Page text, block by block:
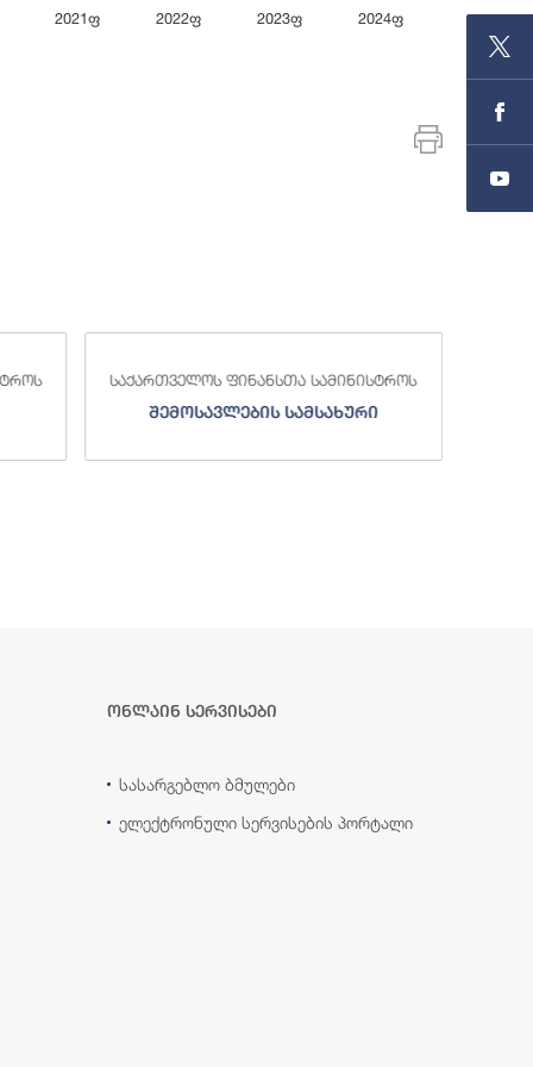
2021ფ 2022ფ 2023ფ 2024ფ
End of
საქართველოს ფინანსთა სამინისტროს
შემოსავლების სამსახური
ონლაინ სერვისები
სასარგებლო ბმულები
ელექტრონული სერვისების პორტალი